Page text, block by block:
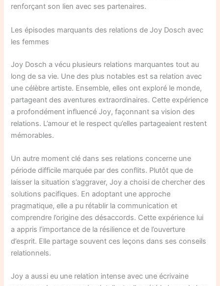
renforçant son lien avec ses partenaires.
Les épisodes marquants des relations de Joy Dosch avec
les femmes
Joy Dosch a vécu plusieurs relations marquantes tout au
long de sa vie. Une des plus notables est sa relation avec
une célèbre artiste. Ensemble, elles ont exploré le monde,
partageant des aventures extraordinaires. Cette expérience
a profondément influencé Joy, façonnant sa vision des
relations. L’amour et le respect qu’elles partageaient restent
mémorables.
Un autre moment clé dans ses relations concerne une
période difficile marquée par des conflits. Plutôt que de
laisser la situation s’aggraver, Joy a choisi de chercher des
solutions pacifiques. En adoptant une approche
pragmatique, elle a pu rétablir la communication et
comprendre l’origine des désaccords. Cette expérience lui
a appris l’importance de la résilience et de l’ouverture
d’esprit. Elle partage souvent ces leçons dans ses conseils
relationnels.
Joy a aussi eu une relation intense avec une écrivaine